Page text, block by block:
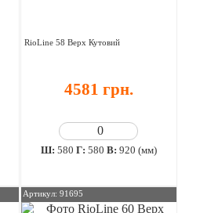
RioLine 58 Верх Кутовий
4581 грн.
Ш: 580 Г: 580 В: 920 (мм)
Артикул: 91695